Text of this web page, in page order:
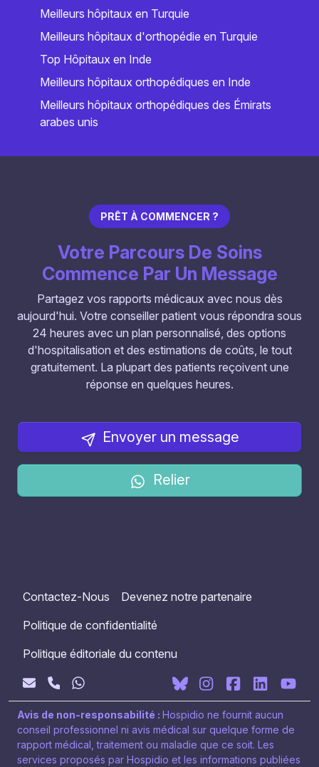
Meilleurs hôpitaux en Turquie
Meilleurs hôpitaux d'orthopédie en Turquie
Top Hôpitaux en Inde
Meilleurs hôpitaux orthopédiques en Inde
Meilleurs hôpitaux orthopédiques des Émirats
arabes unis
PRÊT À COMMENCER ?
Votre Parcours De Soins
Commence Par Un Message
Partagez vos rapports médicaux avec nous dès
aujourd'hui. Votre conseiller patient vous répondra sous
24 heures avec un plan personnalisé, des options
d'hospitalisation et des estimations de coûts, le tout
gratuitement. La plupart des patients reçoivent une
réponse en quelques heures.
Envoyer un message
Relier
Contactez-Nous
Devenez notre partenaire
Politique de confidentialité
Politique éditoriale du contenu
Avis de non-responsabilité : Hospidio ne fournit aucun
conseil professionnel ni avis médical sur quelque forme de
rapport médical, traitement ou maladie que ce soit. Les
services proposés par Hospidio et les informations publiées